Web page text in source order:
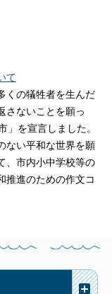
て
くの犠牲者を生んだ
さないことを願っ
」を宣言しました。
ない平和な世界を願
、市内小中学校等の
推進のための作文コ